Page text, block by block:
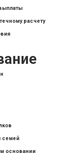
расчету
семей
основании